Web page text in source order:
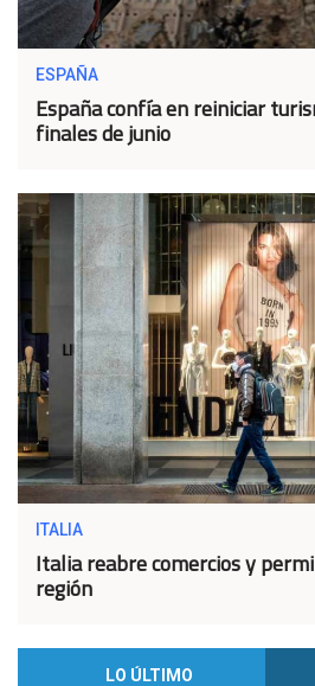
ESPAÑA
España confía en reiniciar
finales de junio
ITALIA
Italia reabre comercios y
región
LO ÚLTIMO